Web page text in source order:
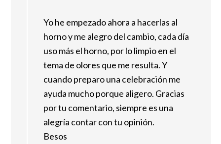
Yo he empezado ahora a hacerlas al
horno y me alegro del cambio, cada día
uso más el horno, por lo limpio en el
tema de olores que me resulta. Y
cuando preparo una celebración me
ayuda mucho porque aligero. Gracias
por tu comentario, siempre es una
alegría contar con tu opinión.
Besos